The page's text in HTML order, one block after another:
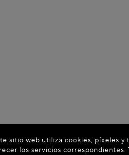
sitio web utiliza cookies, píxeles
los servicios correspondientes.